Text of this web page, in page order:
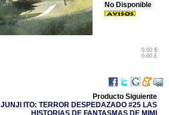
0.00 $
0.00 £
No Disponible
Producto Siguiente
JUNJI ITO: TERROR DESPEDAZADO #25 LAS